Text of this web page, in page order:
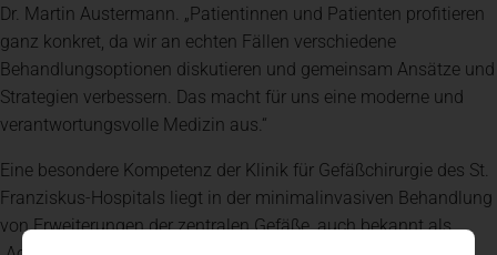
Dr. Martin Austermann. „Patientinnen und Patienten profitieren
ganz konkret, da wir an echten Fällen verschiedene
Behandlungsoptionen diskutieren und gemeinsam Ansätze und
Strategien verbessern. Das macht für uns eine moderne und
verantwortungsvolle Medizin aus.“
Eine besondere Kompetenz der Klinik für Gefäßchirurgie des St.
Franziskus-Hospitals liegt in der minimalinvasiven Behandlung
von Erweiterungen der zentralen Gefäße, auch bekannt als